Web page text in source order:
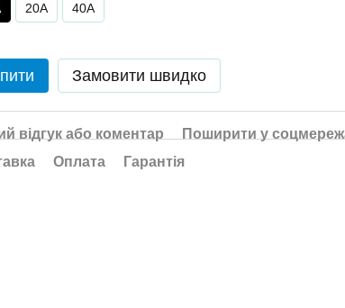
20A 40A
Замовити швидко
відгук або коментар
Поширити у
Оплата Гарантія